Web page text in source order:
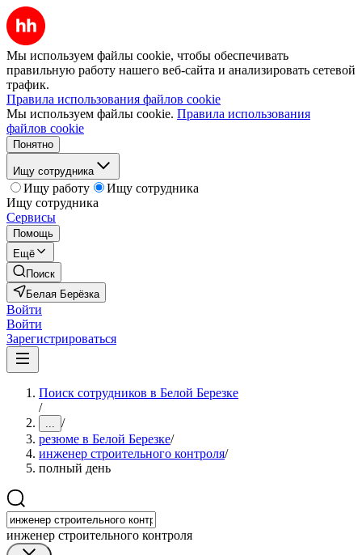
Мы используем файлы cookie, чтобы обеспечивать
правильную работу нашего веб-сайта и анализировать сетевой
трафик.
Правила использования файлов cookie
Мы используем файлы cookie. Правила использования
файлов cookie
Понятно
Ищу сотрудника
Ищу работу
Ищу сотрудника
Ищу сотрудника
Сервисы
Помощь
Ещё
Поиск
Белая Берёзка
Войти
Войти
Зарегистрироваться
Поиск сотрудников в Белой Березке
/
... /
резюме в Белой Березке/
инженер строительного контроля/
полный день
инженер строительного контроля